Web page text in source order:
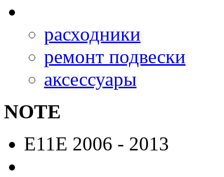
расходники
ремонт подвески
аксессуары
NOTE
E11E 2006 - 2013